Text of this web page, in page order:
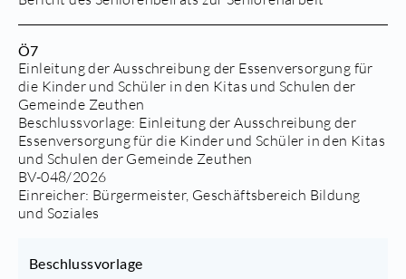
Ö7
Einleitung der Ausschreibung der Essenversorgung für
die Kinder und Schüler in den Kitas und Schulen der
Gemeinde Zeuthen
Beschlussvorlage: Einleitung der Ausschreibung der
Essenversorgung für die Kinder und Schüler in den Kitas
und Schulen der Gemeinde Zeuthen
BV-048/2026
Einreicher: Bürgermeister, Geschäftsbereich Bildung
und Soziales
Beschlussvorlage